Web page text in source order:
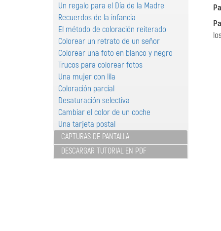
Un regalo para el Día de la Madre
Recuerdos de la infancia
El método de coloración reiterado
Colorear un retrato de un señor
Colorear una foto en blanco y negro
Trucos para colorear fotos
Una mujer con lila
Coloración parcial
Desaturación selectiva
Cambiar el color de un coche
Una tarjeta postal
CAPTURAS DE PANTALLA
DESCARGAR TUTORIAL EN PDF